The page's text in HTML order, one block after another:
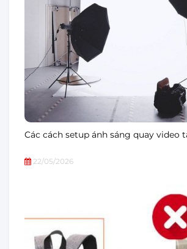
Các cách setup ánh sáng quay video
22/05/2026